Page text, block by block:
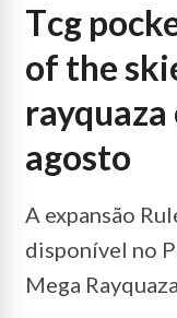
tcg pocket: expansão ruler
of the
rayquaza
agosto
A expansão
disponível no
Mega